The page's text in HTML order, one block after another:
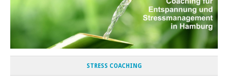
STRESS COACHING